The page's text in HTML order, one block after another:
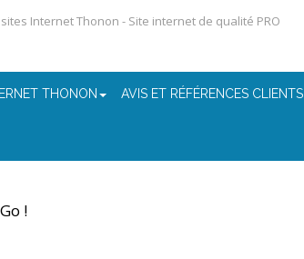
Internet Thonon - Site internet de qualité PRO
THONON AVIS ET RÉFÉRENCES CLIENTS
!